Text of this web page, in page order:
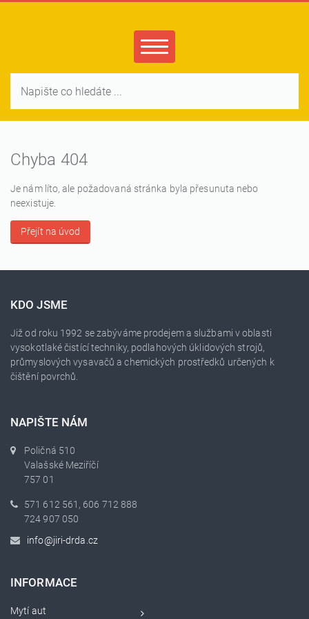
Chyba 404
Je nám líto, ale požadovaná stránka byla přesunuta nebo
neexistuje.
Přejít na úvod
KDO JSME
Již od roku 1992 se zabýváme prodejem a službami v oblasti
vysokotlaké čistící techniky, podlahových úklidových strojů,
průmyslových vysavačů a chemických prostředků určených k
čištění povrchů.
NAPIŠTE NÁM
Poličná 510
Valašské Meziříčí
757 01
571 612 561, 606 712 888
724 907 050
info@jiri-drda.cz
INFORMACE
Mytí aut